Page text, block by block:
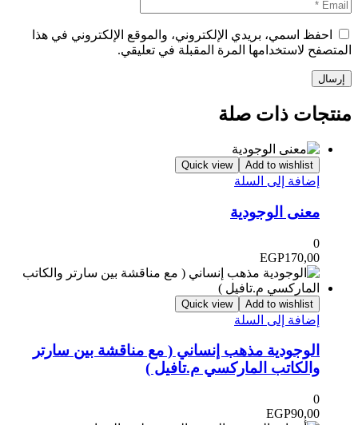
اسمي، بريدي الإلكتروني، والموقع الإلكتروني في هذا
لاستخدامها المرة المقبلة في تعليقي.
ذات صلة
Add to wishlist
Quick view
إلى السلة
الوجودية
EGP
Add to wishlist
Quick view
إلى السلة
مذهب إنساني ( مع مناقشة بين سارتر
الماركسي م.تافيل )
EGP